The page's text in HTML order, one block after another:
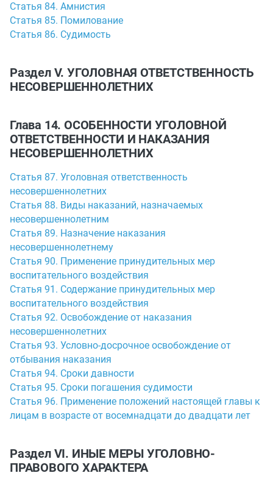
Статья 84. Амнистия
Статья 85. Помилование
Статья 86. Судимость
Раздел V. УГОЛОВНАЯ ОТВЕТСТВЕННОСТЬ
НЕСОВЕРШЕННОЛЕТНИХ
Глава 14. ОСОБЕННОСТИ УГОЛОВНОЙ
ОТВЕТСТВЕННОСТИ И НАКАЗАНИЯ
НЕСОВЕРШЕННОЛЕТНИХ
Статья 87. Уголовная ответственность
несовершеннолетних
Статья 88. Виды наказаний, назначаемых
несовершеннолетним
Статья 89. Назначение наказания
несовершеннолетнему
Статья 90. Применение принудительных мер
воспитательного воздействия
Статья 91. Содержание принудительных мер
воспитательного воздействия
Статья 92. Освобождение от наказания
несовершеннолетних
Статья 93. Условно-досрочное освобождение от
отбывания наказания
Статья 94. Сроки давности
Статья 95. Сроки погашения судимости
Статья 96. Применение положений настоящей главы к
лицам в возрасте от восемнадцати до двадцати лет
Раздел VI. ИНЫЕ МЕРЫ УГОЛОВНО-
ПРАВОВОГО ХАРАКТЕРА